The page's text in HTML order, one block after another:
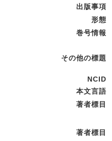
出版事項
形態
巻号情報
その他の標題
NCID
本文言語
著者標目
著者標目